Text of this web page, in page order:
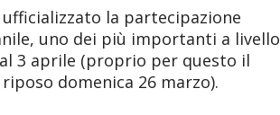
ufficializzato la partecipazione
uno dei più importanti a livello
3 aprile (proprio per questo il
domenica 26 marzo).